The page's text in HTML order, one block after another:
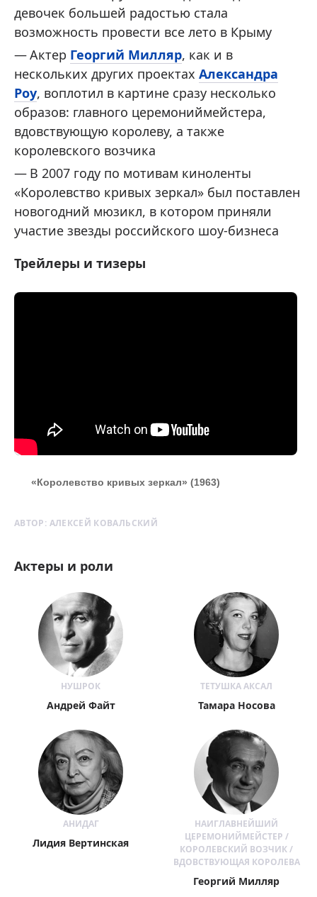
девочек большей радостью стала
возможность провести все лето в Крыму
Актер Георгий Милляр, как и в
нескольких других проектах Александра
Роу, воплотил в картине сразу несколько
образов: главного церемониймейстера,
вдовствующую королеву, а также
королевского возчика
В 2007 году по мотивам киноленты
«Королевство кривых зеркал» был поставлен
новогодний мюзикл, в котором приняли
участие звезды российского шоу-бизнеса
Трейлеры и тизеры
«Королевство кривых зеркал» (1963)
АВТОР: АЛЕКСЕЙ КОВАЛЬСКИЙ
Актеры и роли
НУШРОК
Андрей Файт
ТЕТУШКА АКСАЛ
Тамара Носова
АНИДАГ
Лидия Вертинская
НАИГЛАВНЕЙШИЙ
ЦЕРЕМОНИЙМЕЙСТЕР /
КОРОЛЕВСКИЙ ВОЗЧИК /
ВДОВСТВУЮЩАЯ КОРОЛЕВА
Георгий Милляр